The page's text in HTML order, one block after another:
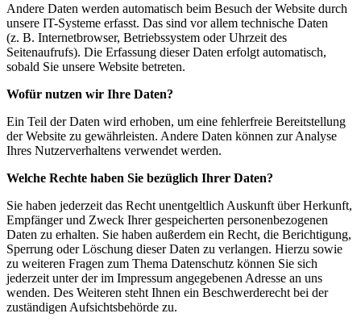
Andere Daten werden automatisch beim Besuch der Website durch
unsere IT-Systeme erfasst. Das sind vor allem technische Daten
(z. B. Internetbrowser, Betriebssystem oder Uhrzeit des
Seitenaufrufs). Die Erfassung dieser Daten erfolgt automatisch,
sobald Sie unsere Website betreten.
Wofür nutzen wir Ihre Daten?
Ein Teil der Daten wird erhoben, um eine fehlerfreie Bereitstellung
der Website zu gewährleisten. Andere Daten können zur Analyse
Ihres Nutzerverhaltens verwendet werden.
Welche Rechte haben Sie bezüglich Ihrer Daten?
Sie haben jederzeit das Recht unentgeltlich Auskunft über Herkunft,
Empfänger und Zweck Ihrer gespeicherten personenbezogenen
Daten zu erhalten. Sie haben außerdem ein Recht, die Berichtigung,
Sperrung oder Löschung dieser Daten zu verlangen. Hierzu sowie
zu weiteren Fragen zum Thema Datenschutz können Sie sich
jederzeit unter der im Impressum angegebenen Adresse an uns
wenden. Des Weiteren steht Ihnen ein Beschwerderecht bei der
zuständigen Aufsichtsbehörde zu.